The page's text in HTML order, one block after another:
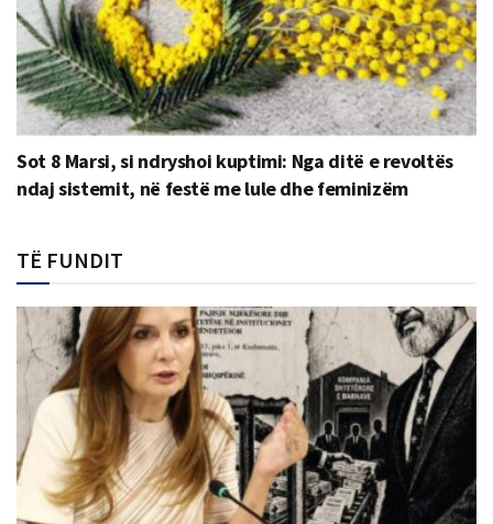
Sot 8 Marsi, si ndryshoi kuptimi: Nga ditë e revoltës
ndaj sistemit, në festë me lule dhe feminizëm
TË FUNDIT